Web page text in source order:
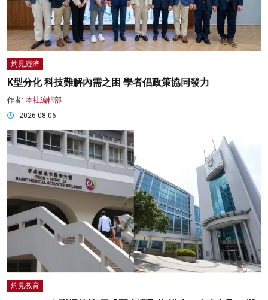
灼見經濟
K型分化 科技難解內需之困 學者倡政策協同發力
作者: 本社編輯部
2026-08-06
灼見教育